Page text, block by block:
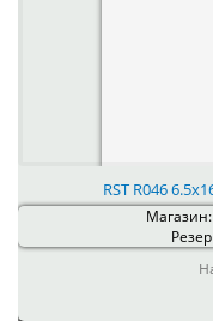
RST R046